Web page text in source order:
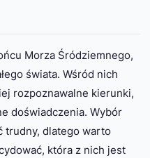
Morza Śródziemnego,
świata. Wśród nich
rozpoznawalne kierunki,
doświadczenia. Wybór
trudny, dlatego warto
która z nich jest